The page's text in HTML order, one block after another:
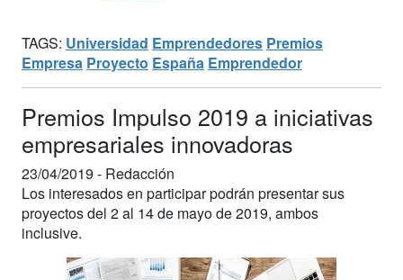
TAGS: Universidad Emprendedores Premios
Empresa Proyecto España Emprendedor
Premios Impulso 2019 a iniciativas
empresariales innovadoras
23/04/2019 - Redacción
Los interesados en participar podrán presentar sus
proyectos del 2 al 14 de mayo de 2019, ambos
inclusive.